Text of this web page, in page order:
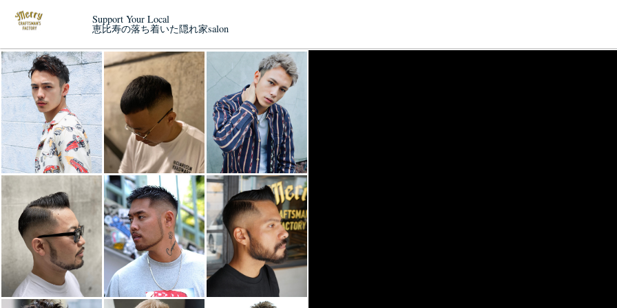
Support Your Local
恵比寿の落ち着いた隠れ家salon